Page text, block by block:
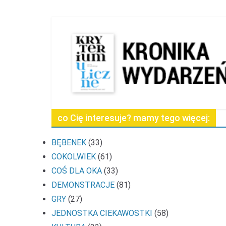
co Cię interesuje? mamy tego więcej:
BĘBENEK (33)
COKOLWIEK (61)
COŚ DLA OKA (33)
DEMONSTRACJE (81)
GRY (27)
JEDNOSTKA CIEKAWOSTKI (58)